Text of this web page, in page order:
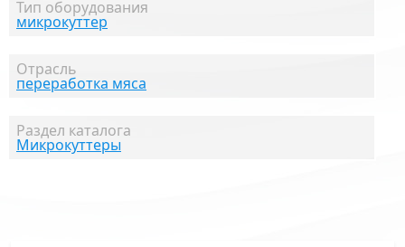
Тип оборудования
микрокуттер
Отрасль
переработка мяса
Раздел каталога
Микрокуттеры